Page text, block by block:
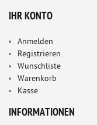
IHR KONTO
Anmelden
Registrieren
Wunschliste
Warenkorb
Kasse
INFORMATIONEN